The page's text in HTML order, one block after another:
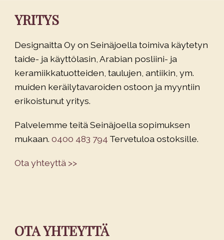
YRITYS
Designaitta Oy on Seinäjoella toimiva käytetyn
taide- ja käyttölasin, Arabian posliini- ja
keramiikkatuotteiden, taulujen, antiikin, ym.
muiden keräilytavaroiden ostoon ja myyntiin
erikoistunut yritys.
Palvelemme teitä Seinäjoella sopimuksen
mukaan. 0400 483 794 Tervetuloa ostoksille.
Ota yhteyttä >>
OTA YHTEYTTÄ